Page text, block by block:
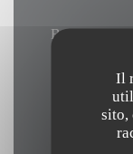
Il
sito,
Barca,